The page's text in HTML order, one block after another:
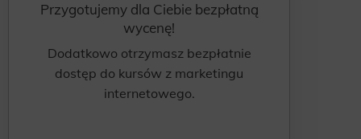
Przygotujemy dla Ciebie bezpłatną
wycenę!
Dodatkowo otrzymasz bezpłatnie
dostęp do kursów z marketingu
internetowego.